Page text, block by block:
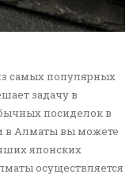
самых популярных
задачу в
посиделок в
в Алматы вы можете
японских
осуществляется